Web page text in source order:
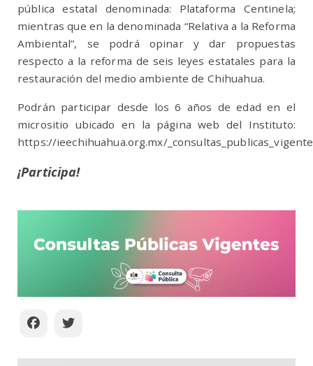
pública estatal denominada: Plataforma Centinela;
mientras que en la denominada “Relativa a la Reforma
Ambiental”, se podrá opinar y dar propuestas
respecto a la reforma de seis leyes estatales para la
restauración del medio ambiente de Chihuahua.
Podrán participar desde los 6 años de edad en el
micrositio ubicado en la página web del Instituto:
https://ieechihuahua.org.mx/
¡Participa!